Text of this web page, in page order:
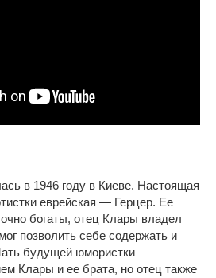
в 1946 году в Киеве. Настоящая
еврейская — Герцер. Ее
богаты, отец Клары владел
позволить себе содержать и
будущей юмористки
Клары и ее брата, но отец также